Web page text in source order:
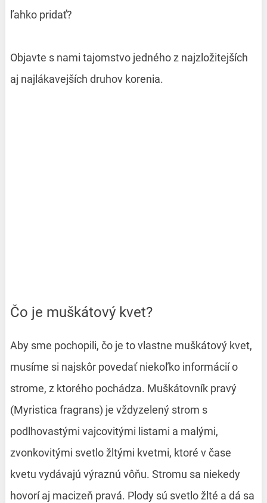
ľahko pridať?
Objavte s nami tajomstvo jedného z najzložitejších
aj najlákavejších druhov korenia.
Čo je muškátový kvet?
Aby sme pochopili, čo je to vlastne muškátový kvet,
musíme si najskôr povedať niekoľko informácií o
strome, z ktorého pochádza. Muškátovník pravý
(Myristica fragrans) je vždyzelený strom s
podlhovastými vajcovitými listami a malými,
zvonkovitými svetlo žltými kvetmi, ktoré v čase
kvetu vydávajú výraznú vôňu. Stromu sa niekedy
hovorí aj macizeň pravá. Plody sú svetlo žlté a dá sa